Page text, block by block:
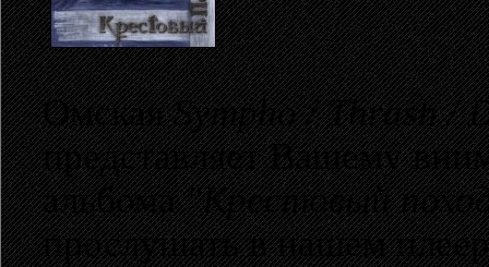
ОмскаяSympho / Thrash /
представляет Вашему
альбома"Крестовый
прослушать в нашем